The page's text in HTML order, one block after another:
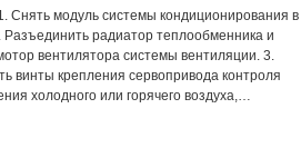
Снять модуль системы кондиционирования в
Разъединить радиатор теплообменника и
вентилятора системы вентиляции. 3.
винты крепления сервопривода контроля
холодного или горячего воздуха,…